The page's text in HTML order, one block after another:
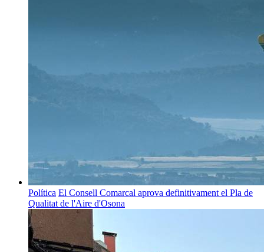
Política El Consell Comarcal aprova definitivament el Pla de
Qualitat de l'Aire d'Osona